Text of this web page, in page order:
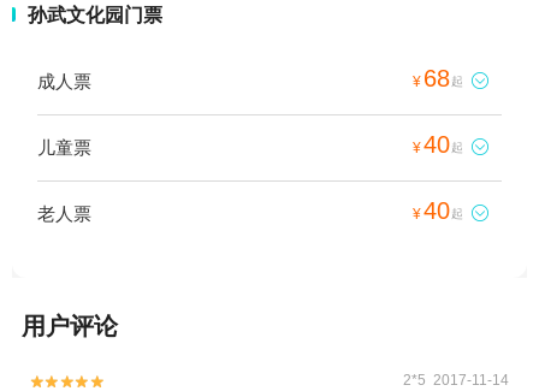
孙武文化园门票
成人票 ¥ 68起 
儿童票 ¥40起 
老人票 ¥40起 
用户评论

 2*5 2017-11-14